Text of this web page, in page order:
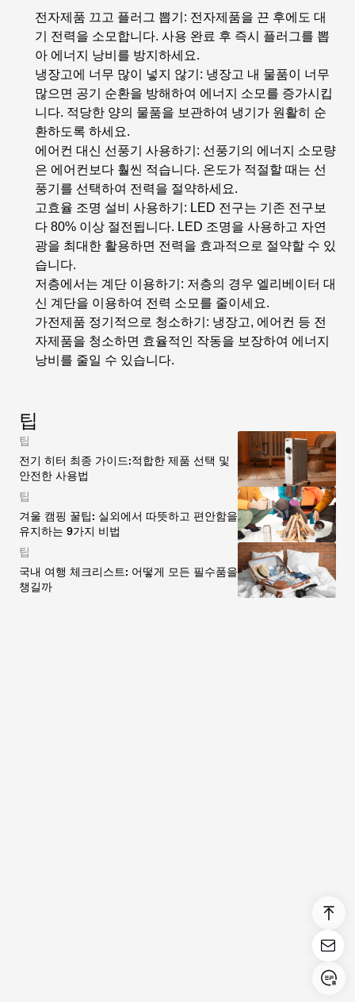
전자제품 끄고 플러그 뽑기 : 전자제품을 끈 후에도 대
기 전력을 소모합니다. 사용 완료 후 즉시 플러그를 뽑
아 에너지 낭비를 방지하세요.
냉장고에 너무 많이 넣지 않기 : 냉장고 내 물품이 너무
많으면 공기 순환을 방해하여 에너지 소모를 증가시킵
니다. 적당한 양의 물품을 보관하여 냉기가 원활히 순
환하도록 하세요.
에어컨 대신 선풍기 사용하기 : 선풍기의 에너지 소모량
은 에어컨보다 훨씬 적습니다. 온도가 적절할 때는 선
풍기를 선택하여 전력을 절약하세요.
고효율 조명 설비 사용하기 : LED 전구는 기존 전구보
다 80% 이상 절전됩니다. LED 조명을 사용하고 자연
광을 최대한 활용하면 전력을 효과적으로 절약할 수 있
습니다.
저층에서는 계단 이용하기 : 저층의 경우 엘리베이터 대
신 계단을 이용하여 전력 소모를 줄이세요.
가전제품 정기적으로 청소하기 : 냉장고, 에어컨 등 전
자제품을 청소하면 효율적인 작동을 보장하여 에너지
낭비를 줄일 수 있습니다.
팁
팁
전기 히터 최종 가이드:적합한 제품 선택 및
안전한 사용법
팁
겨울 캠핑 꿀팁: 실외에서 따뜻하고 편안함을
유지하는 9가지 비법
팁
국내 여행 체크리스트: 어떻게 모든 필수품을
챙길까